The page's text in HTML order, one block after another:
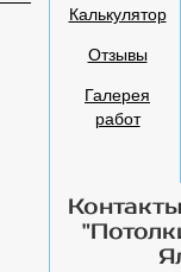
Калькулятор
Отзывы
Галерея
работ